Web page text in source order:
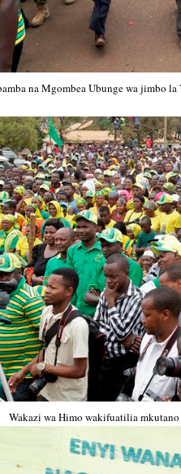
na Mgombea Ubunge wa jimbo la
Wakazi wa Himo wakifuatilia